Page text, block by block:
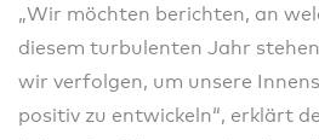
„Wir möchten berichten, an
diesem turbulenten Jahr
wir verfolgen, um unsere
positiv zu entwickeln“, erklärt